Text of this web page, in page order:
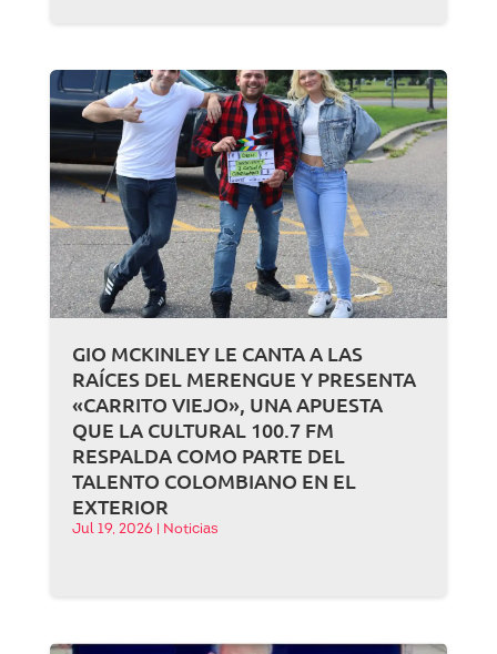
GIO MCKINLEY LE CANTA A LAS
RAÍCES DEL MERENGUE Y PRESENTA
«CARRITO VIEJO», UNA APUESTA
QUE LA CULTURAL 100.7 FM
RESPALDA COMO PARTE DEL
TALENTO COLOMBIANO EN EL
EXTERIOR
Jul 19, 2026 Noticias